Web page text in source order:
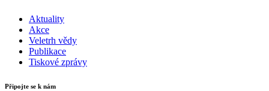
Aktuality
Akce
Veletrh vědy
Publikace
Tiskové zprávy
Připojte se k nám